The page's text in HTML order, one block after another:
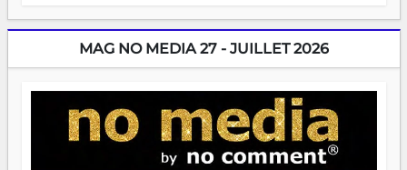
dorment vraiment la nuit. En culture, les nouvelles sont
encore meilleures. Aina Rasamoelina vient de décrocher le
Prix RFI Instrumental Afrique. Miangaly Elia rafle le Prix
jeunes qui tiennent la torche. Alors oui, on pourrait
s'arrêter là, applaudir et rentrer chez soi satisfait. Mais ce
serait passer à côté d'une chose essentielle. La fougue, ça
brûle fort — et parfois, ça brûle vite. Une flamme sans
direction peut éclairer autant qu'elle peut consumer. C'est
MAG NO MEDIA 27 - JUILLET 2026